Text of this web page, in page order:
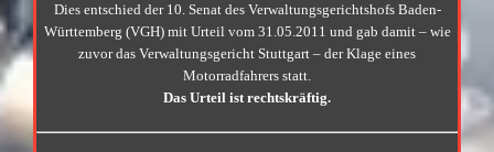
Dies entschied der 10. Senat des Verwaltungsgerichtshofs Baden-
Württemberg (VGH) mit Urteil vom 31.05.2011 und gab damit – wie
zuvor das Verwaltungsgericht Stuttgart – der Klage eines
Motorradfahrers statt.
Das Urteil ist rechtskräftig.